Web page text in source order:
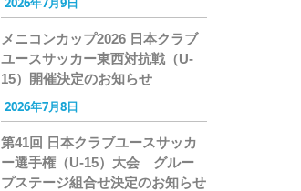
メニコンカップ2026 日本クラブ
ユースサッカー東西対抗戦（U-
15）開催決定のお知らせ
2026年7月8日
第41回 日本クラブユースサッカ
ー選手権（U-15）大会 グルー
プステージ組合せ決定のお知らせ